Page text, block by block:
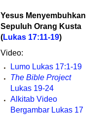
Yesus Menyembuhkan
Sepuluh Orang Kusta
(Lukas 17:11-19)
Video:
Lumo Lukas 17:1-19
The Bible Project
Lukas 19-24
Alkitab Video
Bergambar Lukas 17